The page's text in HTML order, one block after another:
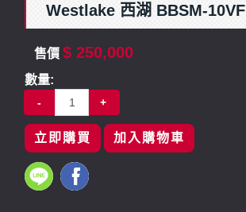
Westlake 西湖 BBSM-10VF
售價 $ 250,000
數量:
- +
立即購買 加入購物車